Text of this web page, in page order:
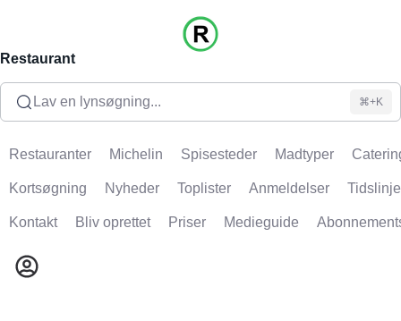
Restaurant
Lav en lynsøgning... ⌘+K
Restauranter Michelin Spisesteder Madtyper
Kortsøgning Nyheder Toplister Anmeldelser Tidslinje
Kontakt Bliv oprettet Priser Medieguide